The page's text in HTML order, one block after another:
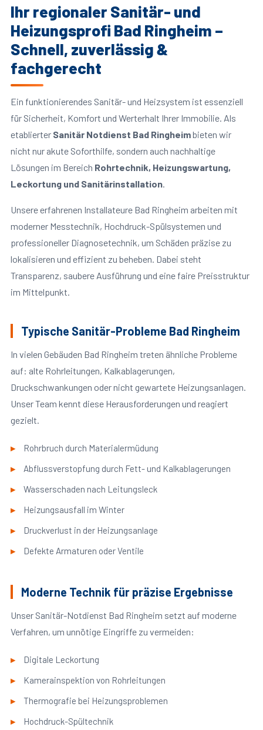
Ihr regionaler Sanitär- und
Heizungsprofi Bad Ringheim –
Schnell, zuverlässig &
fachgerecht
Ein funktionierendes Sanitär- und Heizsystem ist essenziell
für Sicherheit, Komfort und Werterhalt Ihrer Immobilie. Als
etablierter Sanitär Notdienst Bad Ringheimbieten wir
nicht nur akute Soforthilfe, sondern auch nachhaltige
Lösungen im Bereich Rohrtechnik, Heizungswartung,
Leckortung und Sanitärinstallation.
Unsere erfahrenen Installateure Bad Ringheim arbeiten mit
moderner Messtechnik, Hochdruck-Spülsystemen und
professioneller Diagnosetechnik, um Schäden präzise zu
lokalisieren und effizient zu beheben. Dabei steht
Transparenz, saubere Ausführung und eine faire Preisstruktur
im Mittelpunkt.
Typische Sanitär-Probleme Bad Ringheim
In vielen Gebäuden Bad Ringheim treten ähnliche Probleme
auf: alte Rohrleitungen, Kalkablagerungen,
Druckschwankungen oder nicht gewartete Heizungsanlagen.
Unser Team kennt diese Herausforderungen und reagiert
gezielt.
Rohrbruch durch Materialermüdung
Abflussverstopfung durch Fett- und Kalkablagerungen
Wasserschaden nach Leitungsleck
Heizungsausfall im Winter
Druckverlust in der Heizungsanlage
Defekte Armaturen oder Ventile
Moderne Technik für präzise Ergebnisse
Unser Sanitär-Notdienst Bad Ringheim setzt auf moderne
Verfahren, um unnötige Eingriffe zu vermeiden:
Digitale Leckortung
Kamerainspektion von Rohrleitungen
Thermografie bei Heizungsproblemen
Hochdruck-Spültechnik